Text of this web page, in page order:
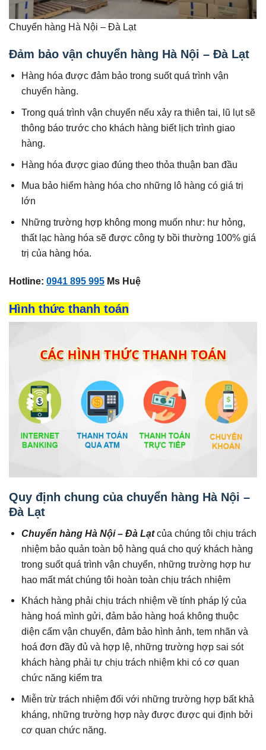
Chuyển hàng Hà Nội – Đà Lạt
Đảm bảo vận chuyển hàng Hà Nội – Đà Lạt
Hàng hóa được đảm bảo trong suốt quá trình vận
chuyển hàng.
Trong quá trình vận chuyển nếu xảy ra thiên tai, lũ lụt sẽ
thông báo trước cho khách hàng biết lịch trình giao
hàng.
Hàng hóa được giao đúng theo thỏa thuận ban đầu
Mua bảo hiểm hàng hóa cho những lô hàng có giá trị
lớn
Những trường hợp không mong muốn như: hư hỏng,
thất lạc hàng hóa sẽ được công ty bồi thường 100% giá
trị của hàng hóa.
Hotline: 0941 895 995 Ms Huệ
Hình thức thanh toán
Quy định chung của chuyển hàng Hà Nội –
Đà Lạt
Chuyển hàng Hà Nội – Đà Lạtcủa chúng tôi chịu trách
nhiệm bảo quản toàn bộ hàng quá cho quý khách hàng
trong suốt quá trình vận chuyển, những trường hợp hư
hao mất mát chúng tôi hoàn toàn chịu trách nhiệm
Khách hàng phải chịu trách nhiệm về tính pháp lý của
hàng hoá mình gửi, đảm bảo hàng hoá không thuộc
diện cấm vận chuyển, đảm bảo hình ảnh, tem nhãn và
hoá đơn đầy đủ và hợp lệ, những trường hợp sai sót
khách hàng phải tự chịu trách nhiệm khi có cơ quan
chức năng kiểm tra
Miễn trừ trách nhiệm đối với những trường hợp bất khả
kháng, những trường hợp này được được qui định bởi
cơ quan chức năng.